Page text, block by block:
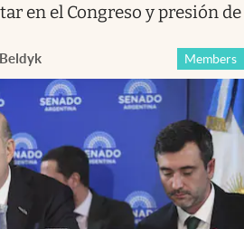
en el Congreso y presión de
Members